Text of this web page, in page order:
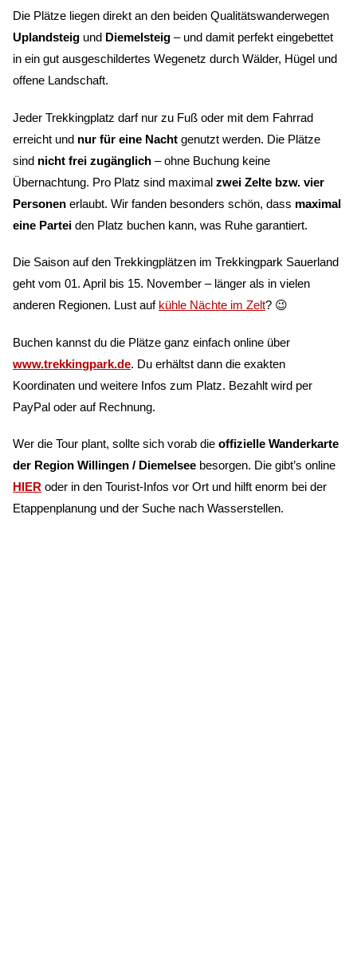
Die Plätze liegen direkt an den beiden Qualitätswanderwegen
Uplandsteig und Diemelsteig – und damit perfekt eingebettet
in ein gut ausgeschildertes Wegenetz durch Wälder, Hügel und
offene Landschaft.
Jeder Trekkingplatz darf nur zu Fuß oder mit dem Fahrrad
erreicht und nur für eine Nacht genutzt werden. Die Plätze
sind nicht frei zugänglich – ohne Buchung keine
Übernachtung. Pro Platz sind maximalzwei Zelte bzw. vier
Personen erlaubt. Wir fanden besonders schön, dass maximal
eine Parteiden Platz buchen kann, was Ruhe garantiert.
Die Saison auf den Trekkingplätzen im Trekkingpark Sauerland
geht vom 01. April bis 15. November – länger als in vielen
anderen Regionen. Lust auf kühle Nächte im Zelt? 😉
Buchen kannst du die Plätze ganz einfach online über
www.trekkingpark.de. Du erhältst dann die exakten
Koordinaten und weitere Infos zum Platz. Bezahlt wird per
PayPal oder auf Rechnung.
Wer die Tour plant, sollte sich vorab dieoffizielle Wanderkarte
der Region Willingen / Diemelsee besorgen. Die gibt’s online
HIER oder in den Tourist-Infos vor Ort und hilft enorm bei der
Etappenplanung und der Suche nach Wasserstellen.